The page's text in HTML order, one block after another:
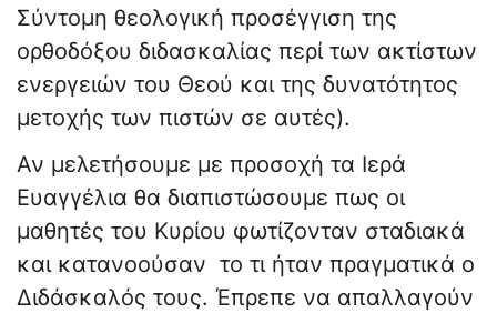
Σύντομη θεολογική προσέγγιση της
ορθοδόξου διδασκαλίας περί των ακτίστων
ενεργειών του Θεού και της δυνατότητος
μετοχής των πιστών σε αυτές).
Αν μελετήσουμε με προσοχή τα Ιερά
Ευαγγέλια θα διαπιστώσουμε πως οι
μαθητές του Κυρίου φωτίζονταν σταδιακά
και κατανοούσαν το τι ήταν πραγματικά ο
Διδάσκαλός τους. Έπρεπε να απαλλαγούν